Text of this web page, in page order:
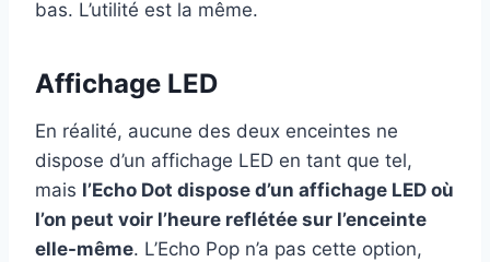
bas. L’utilité est la même.
Affichage LED
En réalité, aucune des deux enceintes ne
dispose d’un affichage LED en tant que tel,
mais l’Echo Dot dispose d’un affichage LED où
l’on peut voir l’heure reflétée sur l’enceinte
elle-même. L’Echo Pop n’a pas cette option,